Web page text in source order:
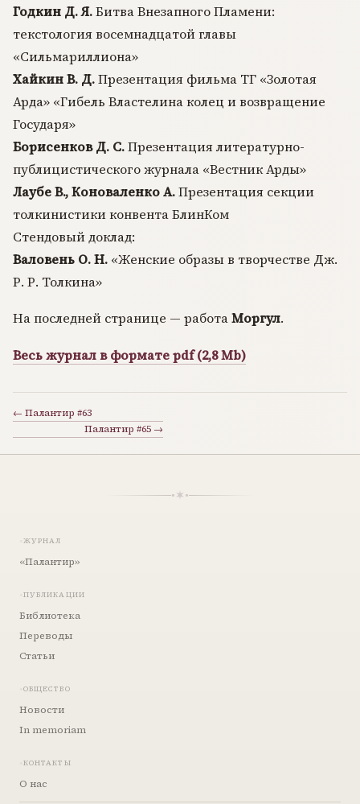
Годкин Д. Я.Битва Внезапного Пламени:
текстология восемнадцатой главы
«Сильмариллиона»
Хайкин В. Д.Презентация фильма ТГ «Золотая
Арда» «Гибель Властелина колец и возвращение
Государя»
Борисенков Д. С.Презентация литературно-
публицистического журнала «Вестник Арды»
Лаубе В., Коноваленко А.Презентация секции
толкинистики конвента БлинКом
Стендовый доклад:
Валовень О. Н. «Женские образы в творчестве Дж.
Р. Р. Толкина»
На последней странице — работаМоргул.
Весь журнал в формате pdf (2,8 Mb)
← Палантир #63
Палантир #65 →
ЖУРНАЛ
«Палантир»
ПУБЛИКАЦИИ
Библиотека
Переводы
Статьи
ОБЩЕСТВО
Новости
In memoriam
КОНТАКТЫ
О нас